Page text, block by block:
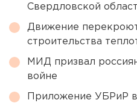
Свердловской
Движение
строительства
МИД призвал
войне
Приложение УБРиР